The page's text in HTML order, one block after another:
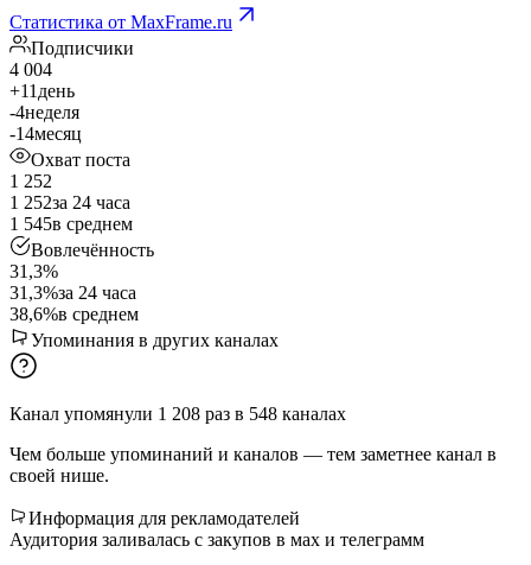
Статистика от MaxFrame.ru
Подписчики
4 004
+11 день
-4неделя
-14месяц
Охват поста
1 252
1 252за 24 часа
1 545в среднем
Вовлечённость
31,3%
31,3%за 24 часа
38,6%в среднем
Упоминания в других каналах
Канал упомянули 1 208 раз в 548 каналах
Чем больше упоминаний и каналов — тем заметнее канал в
своей нише.
Информация для рекламодателей
Аудитория заливалась с закупов в мах и телеграмм